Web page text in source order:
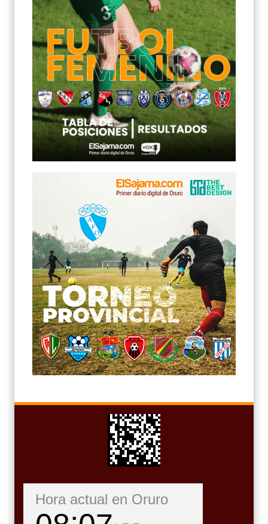
Hora actual en Oruro